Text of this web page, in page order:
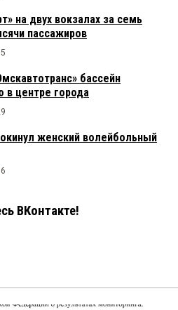
на двух вокзалах за семь
пассажиров
бассейн
в центре города
женский волейбольный
ВКонтакте!